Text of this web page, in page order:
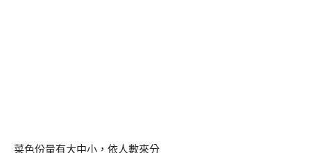
菜色份量有大中小，依人數來分